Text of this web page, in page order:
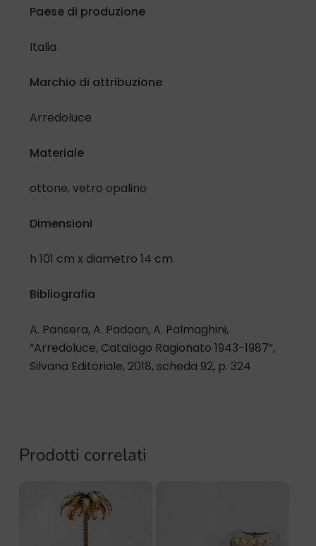
Paese di produzione
Italia
Marchio di attribuzione
Arredoluce
Materiale
ottone, vetro opalino
Dimensioni
h 101 cm x diametro 14 cm
Bibliografia
A. Pansera, A. Padoan, A. Palmaghini,
“Arredoluce, Catalogo Ragionato 1943-1987”,
Silvana Editoriale, 2018, scheda 92, p. 324
Prodotti correlati